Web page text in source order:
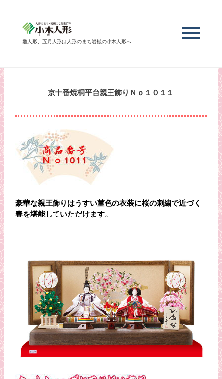
雛人形、五月人形は人形のまち岩槻の小木人形へ
京十番焼桐平台親王飾りＮｏ１０１１
豪華な親王飾りはうすい菫色の衣装に桜の刺繍で近づく
春を堪能していただけます。